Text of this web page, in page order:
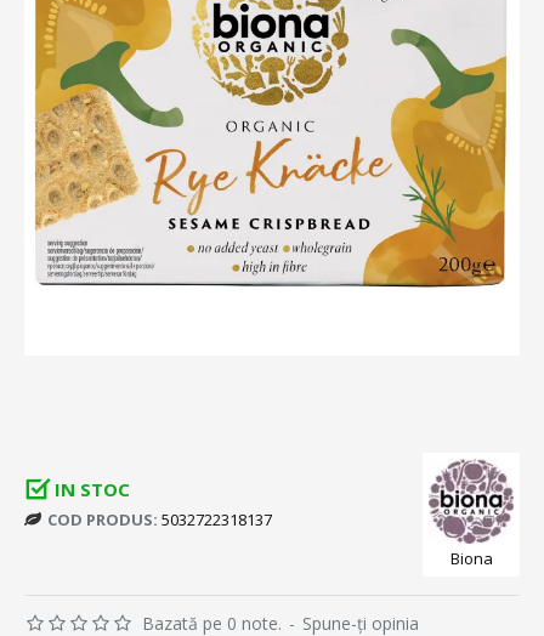
IN STOC
COD PRODUS: 5032722318137
Biona
Bazată pe 0 note. - Spune-ţi opinia